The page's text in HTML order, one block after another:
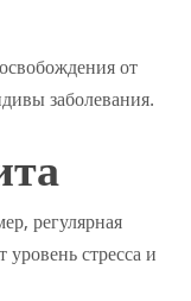
от
заболевания.
регулярная
стресса и